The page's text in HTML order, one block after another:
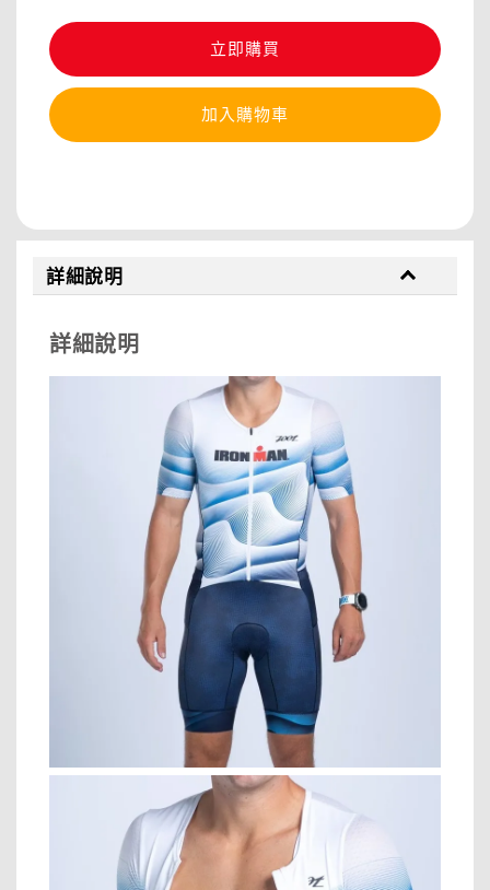
立即購買
加入購物車
詳細說明
詳細說明